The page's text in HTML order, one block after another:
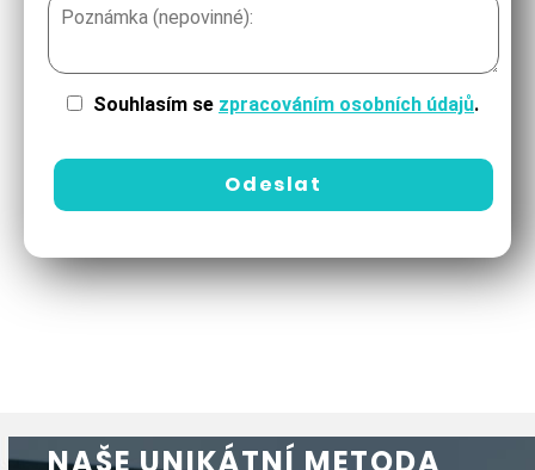
Souhlasím se zpracováním osobních údajů.